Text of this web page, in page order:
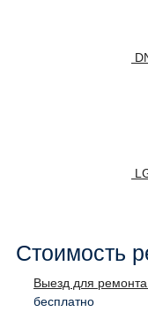
Стоимость
Выезд для ремонта
бесплатно